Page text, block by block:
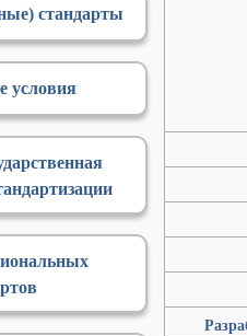
стандарты
условия